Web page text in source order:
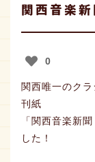
関西音楽新
0
関西唯一のク
刊紙
「関西音楽新
した！